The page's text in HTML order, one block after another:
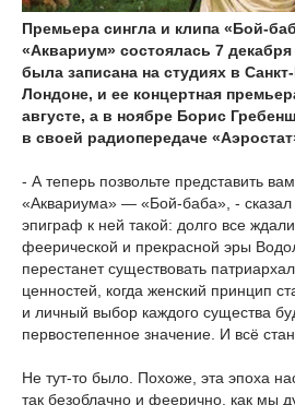
Премьера сингла и клипа «Бой-
«Аквариум» состоялась 7 декабря
была записана на студиях в
Лондоне, и ее концертная
августе, а в ноябре Борис
в своей радиопередаче
- А теперь позвольте представить
«Аквариума» — «Бой-баба», -
эпиграф к ней такой: долго все
феерической и прекрасной эры
перестанет существовать
ценностей, когда женский принцип
и личный выбор каждого существа
первостепенное значение. И всё
Не тут-то было. Похоже, эта эпоха
так безоблачно и феерично, как мы